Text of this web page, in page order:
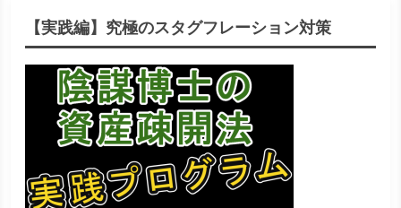
【実践編】究極のスタグフレーション対策